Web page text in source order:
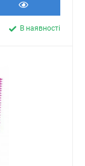
В наявності